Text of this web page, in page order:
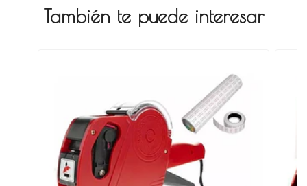
También te puede interesar